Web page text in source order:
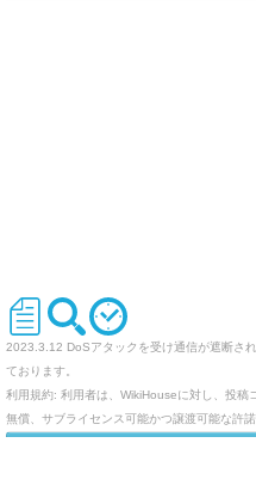
2023.3.12 DoSアタックを受け通信が遮断さ
ております。
利用規約: 利用者は、WikiHouseに対し、投稿
無償、サブライセンス可能かつ譲渡可能な許